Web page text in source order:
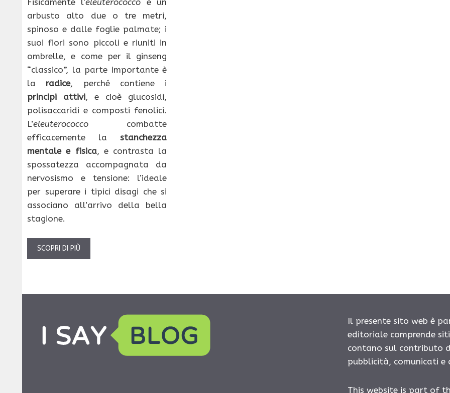
arbusto alto due o tre metri,
spinoso e dalle foglie palmate; i
suoi fiori sono piccoli e riuniti in
ombrelle, e come per il ginseng
“classico”, la parte importante è
la radice, perché contiene i
principi attivi, e cioè glucosidi,
polisaccaridi e composti fenolici.
L’eleuterococco combatte
efficacemente lastanchezza
mentale e fisica, e contrasta la
spossatezza accompagnata da
nervosismo e tensione: l’ideale
per superare i tipici disagi che si
associano all’arrivo della bella
stagione.
SCOPRI DI PIÙ
Il presente sito web è
editoriale comprende
contano sul contributo
pubblicità, comunicati e
This website is part of